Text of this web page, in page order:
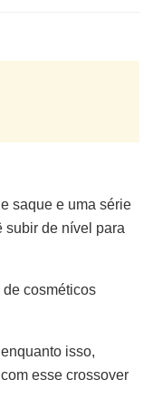
saque e uma série
subir de nível para
de cosméticos
isso,
esse crossover